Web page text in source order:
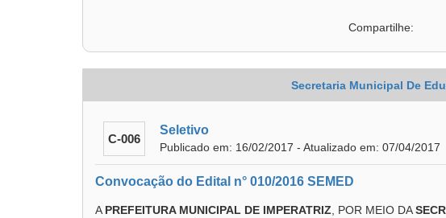
Compartilhe:
Secretaria Municipal De
C-006
Seletivo
Publicado em: 16/02/2017 - Atualizado em: 07/04/2017
Convocação do Edital n° 010/2016 SEMED
A PREFEITURA MUNICIPAL DE IMPERATRIZ , POR MEIO DA